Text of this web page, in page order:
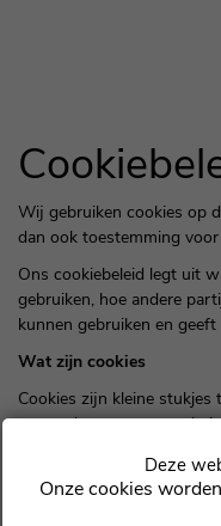
Wij gebruiken cookies op
dan ook toestemming
Ons cookiebeleid legt uit
gebruiken, hoe andere
kunnen gebruiken en
Wat zijn cookies
Cookies zijn kleine
verzonden naar een
andere partij in staat jouw
gemakkelijker en de
Onze cookies